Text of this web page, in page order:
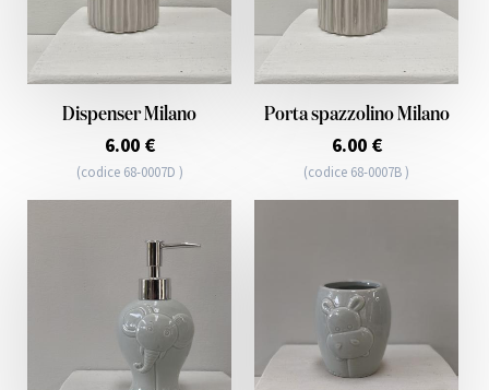
Dispenser Milano
6.00 €
(codice 68-0007D )
Porta spazzolino Milano
6.00 €
(codice 68-0007B )